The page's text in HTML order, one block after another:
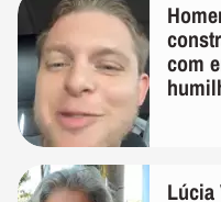
com
Lúcia